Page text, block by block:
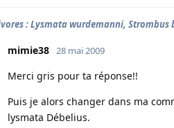
: Lysmata wurdemanni, Strombus
mimie38 28 mai 2009
Merci gris pour ta réponse!!
Puis je alors changer dans ma
lysmata Débelius.